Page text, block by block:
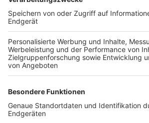
TOP-VEREINE
TOP-PARTNER